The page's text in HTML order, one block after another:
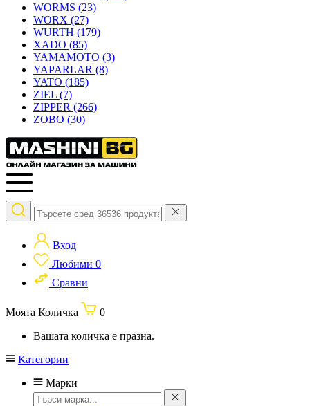
WORMS (23)
WORX (27)
WURTH (179)
XADO (85)
YAMAMOTO (3)
YAPARLAR (8)
YATO (185)
ZIEL (7)
ZIPPER (266)
ZOBO (30)
Вход
Любими 0
Сравни
Моята Количка
0
Вашата количка е празна.
Категории
Марки